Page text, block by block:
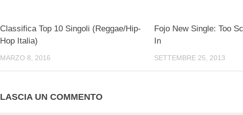
Classifica Top 10 Singoli (Reggae/Hip-
Hop Italia)
MARZO 8, 2016
Fojo New Single: Too
In
SETTEMBRE 25, 2013
LASCIA UN COMMENTO